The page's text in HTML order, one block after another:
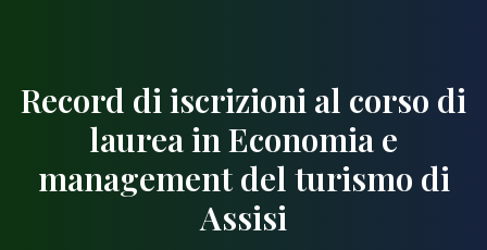
Record di iscrizioni al corso di
laurea in Economia e
management del turismo di
Assisi